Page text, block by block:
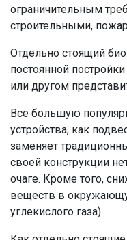
ограничительным
строительными,
Отдельно стоящий
постоянной
или другом
Все большую
устройства, как
заменяет
своей конструкции
очаге. Кроме того,
веществ в
углекислого газа).